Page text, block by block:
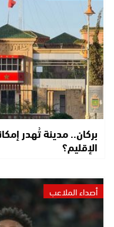
بركان.. مدينة تُهدر
الإقليم؟
أصداء الملاعب